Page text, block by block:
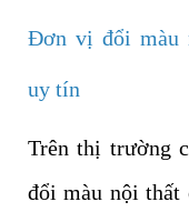
Đơn vị đổi màu
uy tín
Trên thị trường
đổi màu nội thất